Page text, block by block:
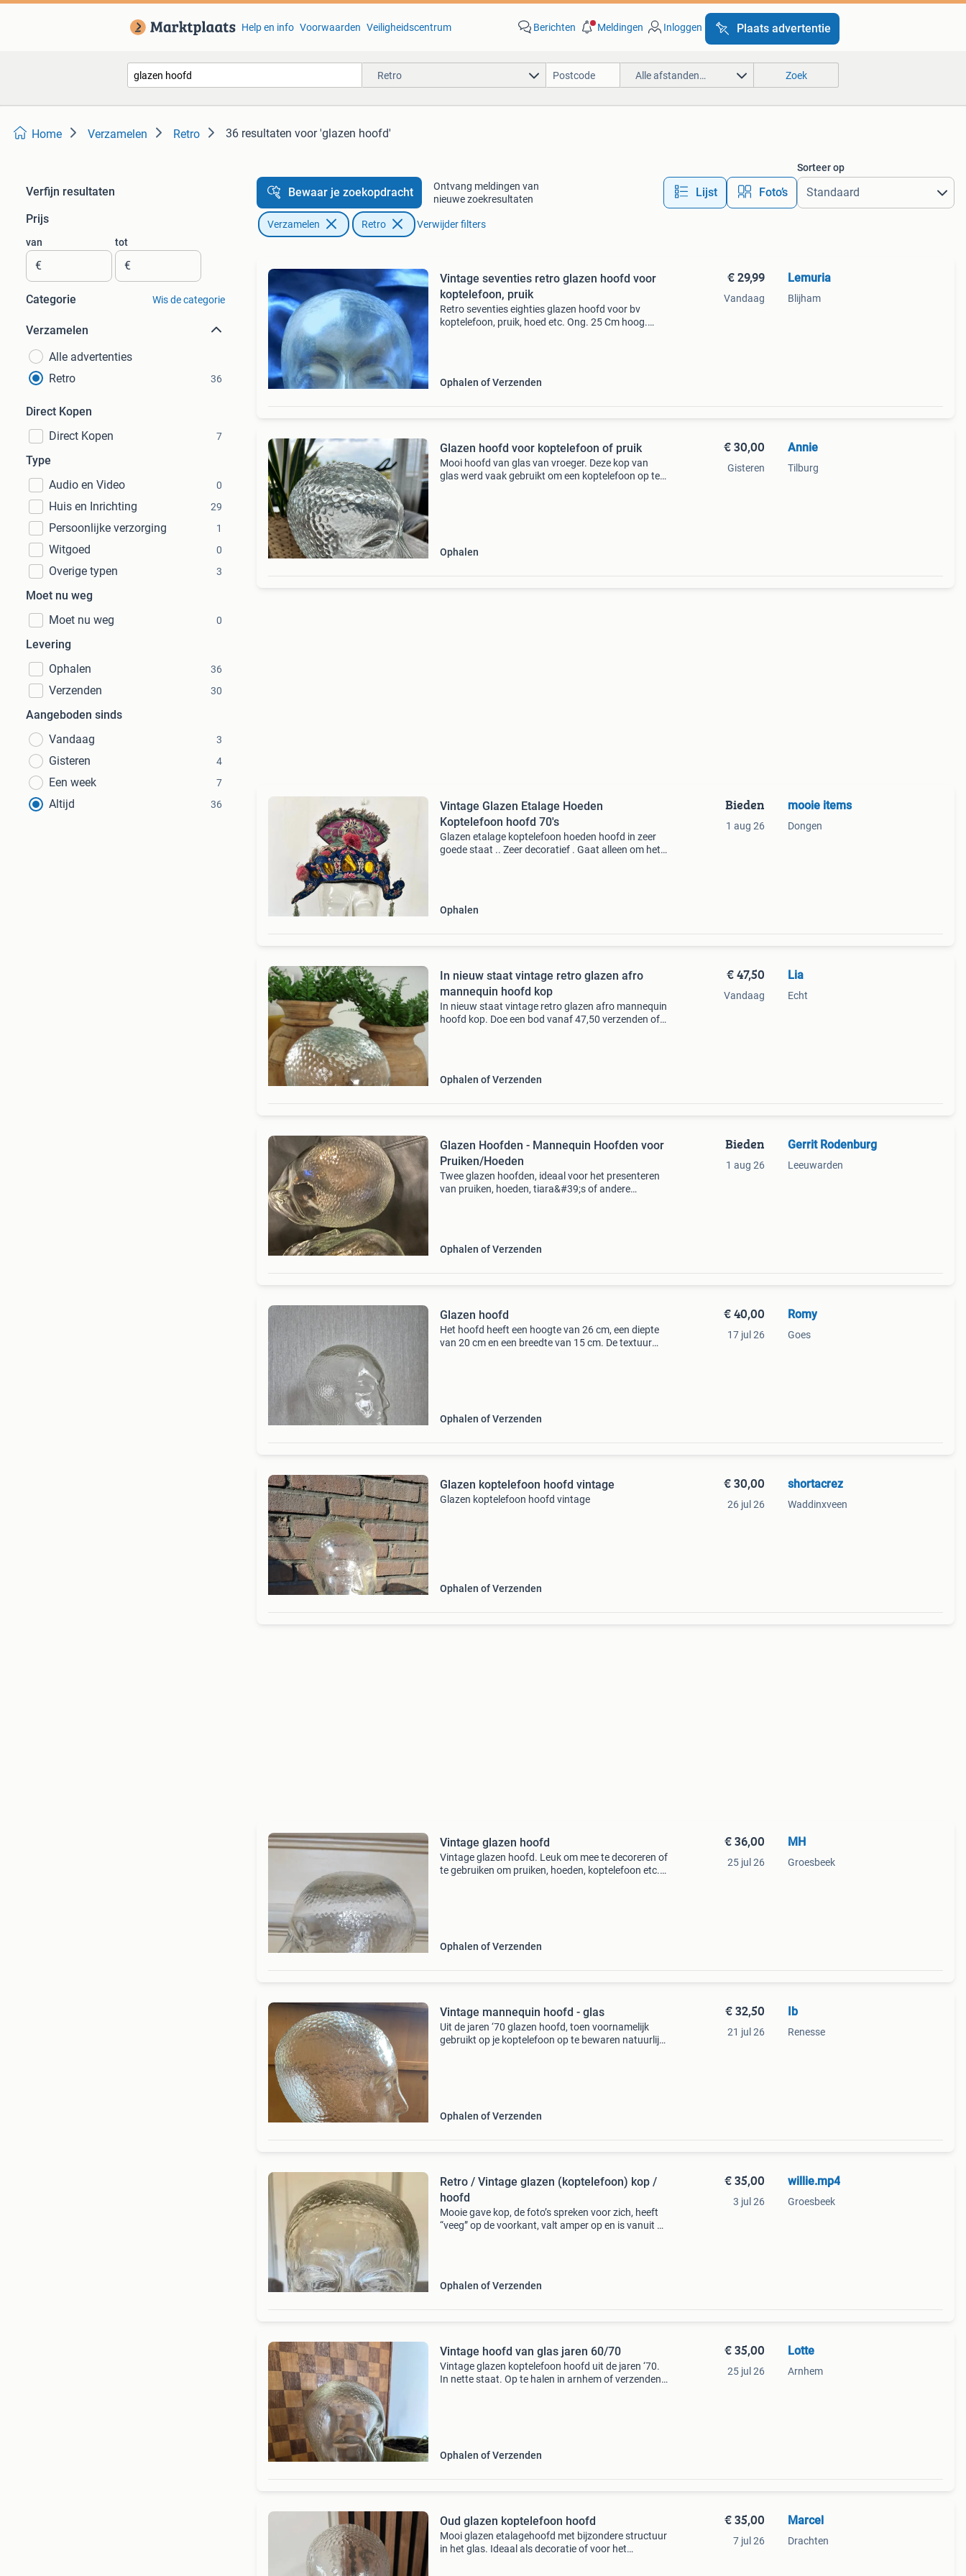
Help en info Voorwaarden Veiligheidscentrum Berichten Meldingen Inloggen Plaats advertentie
Retro Alle afstanden… Zoek
Home Verzamelen Retro 36 resultaten voor 'glazen hoofd'
Verfijn resultaten
Prijs
van
€
tot
€
Categorie Wis de categorie
Verzamelen
Alle advertenties
Retro
36
Direct Kopen
Direct Kopen
7
Type
Audio en Video
0
Huis en Inrichting 29
Persoonlijke verzorging 1
Witgoed 0
Overige typen 3
Moet nu weg
Moet nu weg
0
Levering
Ophalen
36
Verzenden 30
Aangeboden sinds
Vandaag
3
Gisteren 4
Een week 7
Altijd 36
Bewaar je zoekopdracht
Ontvang meldingen van
nieuwe zoekresultaten
Lijst Foto’s
Sorteer op
Verzamelen Retro Verwijder filters
Vintage seventies retro glazen hoofd voor
koptelefoon, pruik
Retro seventies eighties glazen hoofd voor bv
koptelefoon, pruik, hoed etc. Ong. 25 Cm hoog.
Ophalen of Verzenden
€ 29,99
Vandaag
Lemuria
Blijham
Glazen hoofd voor koptelefoon of pruik
Mooi hoofd van glas van vroeger. Deze kop van
glas werd vaak gebruikt om een koptelefoon op te
Ophalen
€ 30,00
Gisteren
Annie
Tilburg
Vintage Glazen Etalage Hoeden
Koptelefoon hoofd 70's
Glazen etalage koptelefoon hoeden hoofd in zeer
goede staat .. Zeer decoratief . Gaat alleen om het
Ophalen
Bieden
1 aug 26
mooie items
Dongen
In nieuw staat vintage retro glazen afro
mannequin hoofd kop
In nieuw staat vintage retro glazen afro mannequin
hoofd kop. Doe een bod vanaf 47,50 verzenden of
Ophalen of Verzenden
€ 47,50
Vandaag
Lia
Echt
Glazen Hoofden - Mannequin Hoofden voor
Pruiken/Hoeden
Twee glazen hoofden, ideaal voor het presenteren
van pruiken, hoeden, tiara&#39;s of andere
Ophalen of Verzenden
Bieden
1 aug 26
Gerrit Rodenburg
Leeuwarden
Glazen hoofd
Het hoofd heeft een hoogte van 26 cm, een diepte
van 20 cm en een breedte van 15 cm. De textuur
Ophalen of Verzenden
€ 40,00
17 jul 26
Romy
Goes
Glazen koptelefoon hoofd vintage
Glazen koptelefoon hoofd vintage
Ophalen of Verzenden
€ 30,00
26 jul 26
shortacrez
Waddinxveen
Vintage glazen hoofd
Vintage glazen hoofd. Leuk om mee te decoreren of
te gebruiken om pruiken, hoeden, koptelefoon etc.
Ophalen of Verzenden
€ 36,00
25 jul 26
MH
Groesbeek
Vintage mannequin hoofd - glas
Uit de jaren ‘70 glazen hoofd, toen voornamelijk
gebruikt op je koptelefoon op te bewaren natuurlijk
Ophalen of Verzenden
€ 32,50
21 jul 26
Ib
Renesse
Retro / Vintage glazen (koptelefoon) kop /
hoofd
Mooie gave kop, de foto’s spreken voor zich, heeft
“veeg” op de voorkant, valt amper op en is vanuit de
Ophalen of Verzenden
€ 35,00
3 jul 26
willie.mp4
Groesbeek
Vintage hoofd van glas jaren 60/70
Vintage glazen koptelefoon hoofd uit de jaren ‘70.
In nette staat. Op te halen in arnhem of verzenden.
Ophalen of Verzenden
€ 35,00
25 jul 26
Lotte
Arnhem
Oud glazen koptelefoon hoofd
Mooi glazen etalagehoofd met bijzondere structuur
in het glas. Ideaal als decoratie of voor het
€ 35,00
7 jul 26
Marcel
Drachten